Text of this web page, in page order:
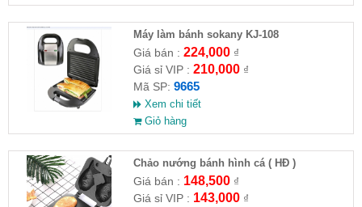
Máy làm bánh sokany KJ-108
Giá bán : 224,000₫
Giá sỉ VIP : 210,000₫
Mã SP: 9665
Xem chi tiết
Giỏ hàng
Chảo nướng bánh hình cá ( HĐ )
Giá bán : 148,500₫
Giá sỉ VIP : 143,000₫